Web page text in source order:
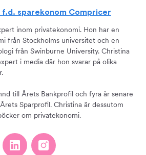
f.d. sparekonom Compricer
inom privatekonomi. Hon har en
från Stockholms universitet och en
från Swinburne University. Christina
i media där hon svarar på olika
till Årets Bankprofil och fyra år senare
Sparprofil. Christina är dessutom
om privatekonomi.